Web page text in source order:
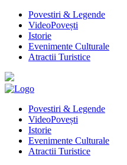
Povestiri & Legende
VideoPovești
Istorie
Evenimente Culturale
Atractii Turistice
Povestiri & Legende
VideoPovești
Istorie
Evenimente Culturale
Atractii Turistice